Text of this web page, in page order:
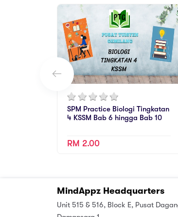
SPM Practice Biologi Tingkatan
4 KSSM Bab 6 hingga Bab 10
RM 2.00
MindAppz Headquarters
Unit 515 & 516, Block E, Pusat